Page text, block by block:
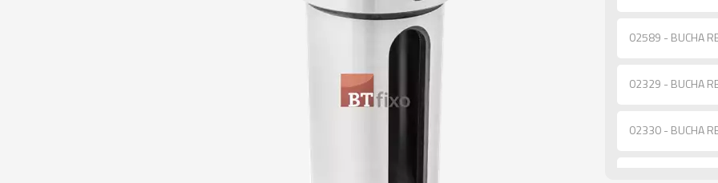
02589 - BUCHA
02329 - BUCHA
02330 - BUCHA